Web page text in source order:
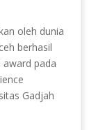
oleh dunia
berhasil
pada
Gadjah